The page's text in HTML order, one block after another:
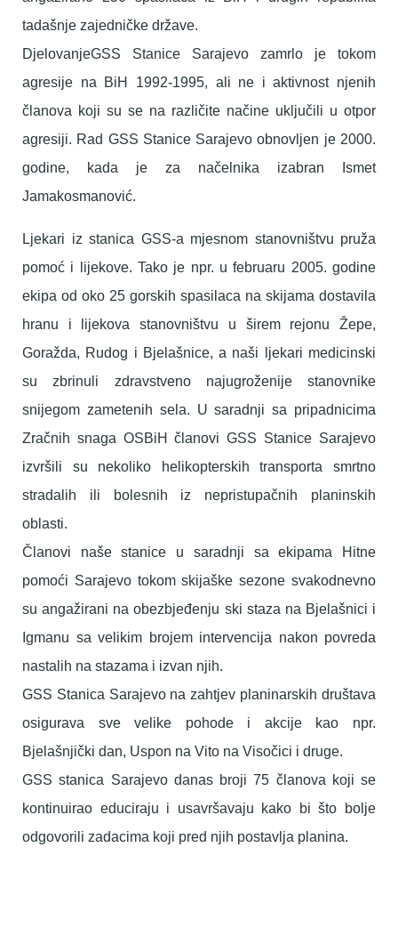
tadašnje zajedničke države.
DjelovanjeGSS Stanice Sarajevo zamrlo je tokom
agresije na BiH 1992-1995, ali ne i aktivnost njenih
članova koji su se na različite načine uključili u otpor
agresiji. Rad GSS Stanice Sarajevo obnovljen je 2000.
godine, kada je za načelnika izabran Ismet
Jamakosmanović.
Ljekari iz stanica GSS-a mjesnom stanovništvu pruža
pomoć i lijekove. Tako je npr. u februaru 2005. godine
ekipa od oko 25 gorskih spasilaca na skijama dostavila
hranu i lijekova stanovništvu u širem rejonu Žepe,
Goražda, Rudog i Bjelašnice, a naši ljekari medicinski
su zbrinuli zdravstveno najugroženije stanovnike
snijegom zametenih sela. U saradnji sa pripadnicima
Zračnih snaga OSBiH članovi GSS Stanice Sarajevo
izvršili su nekoliko helikopterskih transporta smrtno
stradalih ili bolesnih iz nepristupačnih planinskih
oblasti.
Članovi naše stanice u saradnji sa ekipama Hitne
pomoći Sarajevo tokom skijaške sezone svakodnevno
su angažirani na obezbjeđenju ski staza na Bjelašnici i
Igmanu sa velikim brojem intervencija nakon povreda
nastalih na stazama i izvan njih.
GSS Stanica Sarajevo na zahtjev planinarskih društava
osigurava sve velike pohode i akcije kao npr.
Bjelašnjički dan, Uspon na Vito na Visočici i druge.
GSS stanica Sarajevo danas broji 75 članova koji se
kontinuirao educiraju i usavršavaju kako bi što bolje
odgovorili zadacima koji pred njih postavlja planina.